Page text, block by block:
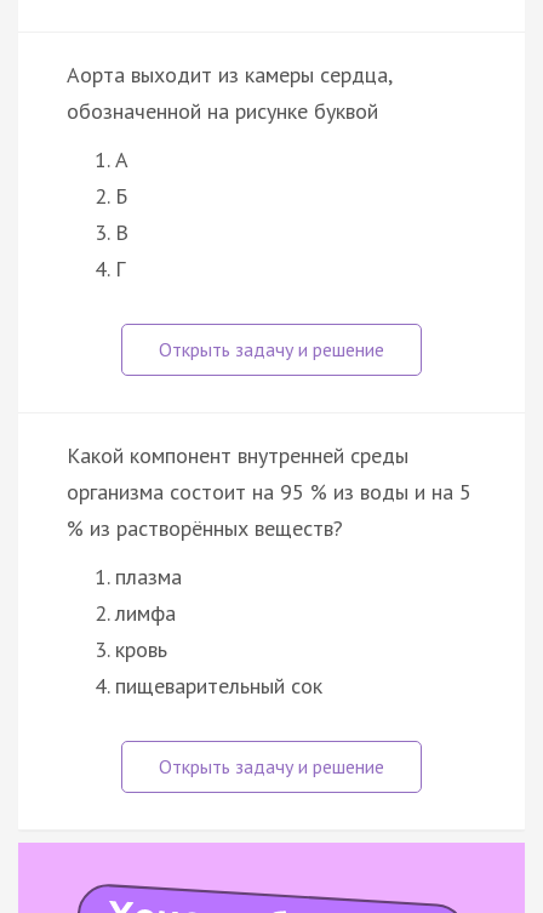
Аорта выходит из камеры сердца,
обозначенной на рисунке буквой
А
Б
В
Г
Какой компонент внутренней среды
организма состоит на 95 % из воды и на 5
% из растворённых веществ?
плазма
лимфа
кровь
пищеварительный сок